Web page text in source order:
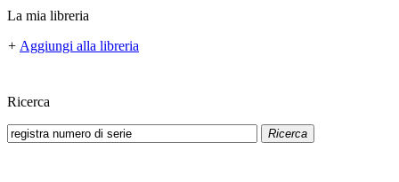
La mia libreria
+ Aggiungi alla libreria
Ricerca
Ricerca